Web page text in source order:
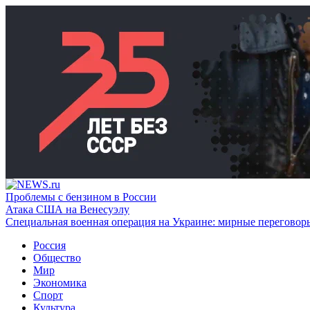
Проблемы с бензином в России
Атака США на Венесуэлу
Специальная военная операция на Украине: мирные
Россия
Общество
Мир
Экономика
Спорт
Культура